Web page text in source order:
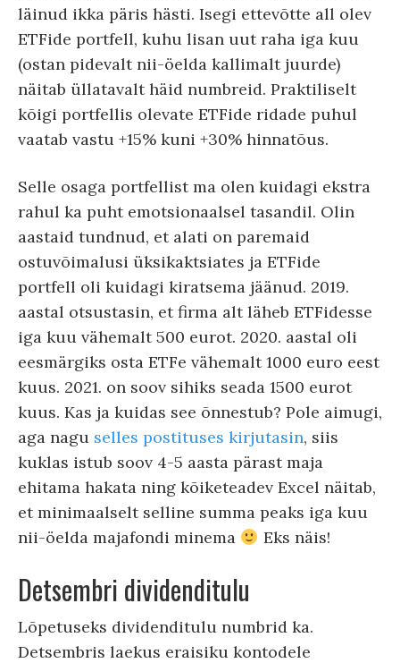
läinud ikka päris hästi. Isegi ettevõtte all olev
ETFide portfell, kuhu lisan uut raha iga kuu
(ostan pidevalt nii-öelda kallimalt juurde)
näitab üllatavalt häid numbreid. Praktiliselt
kõigi portfellis olevate ETFide ridade puhul
vaatab vastu +15% kuni +30% hinnatõus.
Selle osaga portfellist ma olen kuidagi ekstra
rahul ka puht emotsionaalsel tasandil. Olin
aastaid tundnud, et alati on paremaid
ostuvõimalusi üksikaktsiates ja ETFide
portfell oli kuidagi kiratsema jäänud. 2019.
aastal otsustasin, et firma alt läheb ETFidesse
iga kuu vähemalt 500 eurot. 2020. aastal oli
eesmärgiks osta ETFe vähemalt 1000 euro eest
kuus. 2021. on soov sihiks seada 1500 eurot
kuus. Kas ja kuidas see õnnestub? Pole aimugi,
aga nagu selles postituses kirjutasin, siis
kuklas istub soov 4-5 aasta pärast maja
ehitama hakata ning kõiketeadev Excel näitab,
et minimaalselt selline summa peaks iga kuu
nii-öelda majafondi minema
Eks näis!
Detsembri dividenditulu
Lõpetuseks dividenditulu numbrid ka.
Detsembris laekus eraisiku kontodele